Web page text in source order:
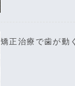
矯正治療で歯が動